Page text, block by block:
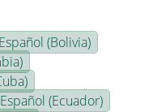
Español (Bolivia)
Español (Ecuador)